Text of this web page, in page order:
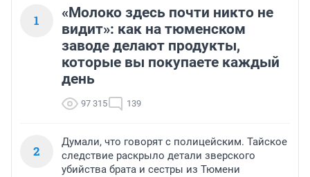
1
«Молоко здесь почти никто не
видит»: как на тюменском
заводе делают продукты,
которые вы покупаете каждый
день
97 315 139
2
Думали, что говорят с полицейским. Тайское
следствие раскрыло детали зверского
убийства брата и сестры из Тюмени